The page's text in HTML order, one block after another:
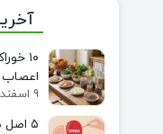
۱۰
9 اسفند 1404
۵ اصل